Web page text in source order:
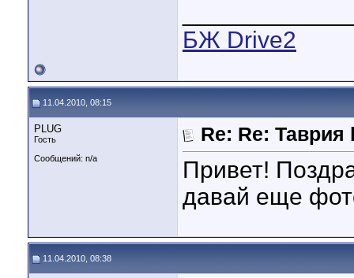
БЖ Drive2
11.04.2010, 08:15
PLUG
Гость
Сообщений: n/a
Re: Re: Таврия
Привет!
давай еще
11.04.2010, 08:38